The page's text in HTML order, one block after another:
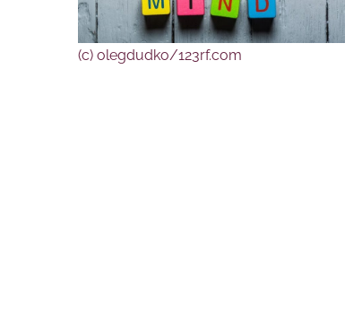
(c) olegdudko/123rf.com